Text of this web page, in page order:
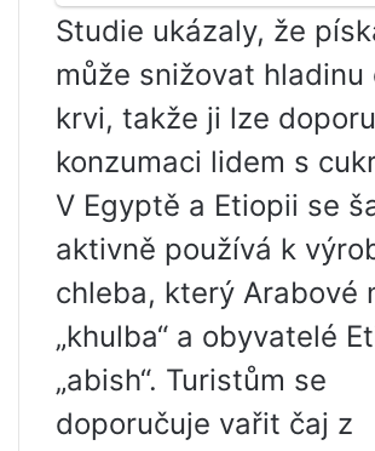
Studie ukázaly, že
může snižovat hladinu
krvi, takže ji lze
konzumaci lidem s
V Egyptě a Etiopii se
aktivně používá k
chleba, který Arabové
„khulba“ a obyvatelé
„abish“. Turistům se
doporučuje vařit čaj z